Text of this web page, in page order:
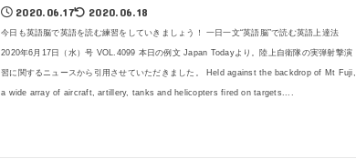
2020.06.17 2020.06.18
今日も英語脳で英語を読む練習をしていきましょう！ 一日一文“英語脳”で読む英語上達法
2020年6月17日（水）号 VOL.4099 本日の例文 Japan Todayより。陸上自衛隊の実弾射撃演
習に関するニュースから引用させていただきました。 Held against the backdrop of Mt Fuji,
a wide array of aircraft, artillery, tanks and helicopters fired on targets....